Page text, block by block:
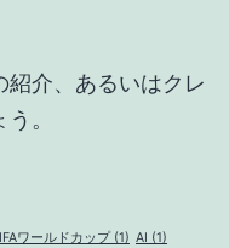
紹介、あるいはクレ
。
ワールドカップ (1) AI (1)